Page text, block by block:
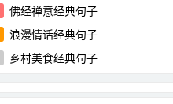
佛经禅意经典句子
浪漫情话经典句子
乡村美食经典句子